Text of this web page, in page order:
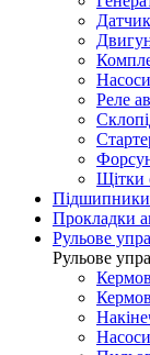
Реле
Щітки
Підшипники
Прокладки
Рульове
Рульове